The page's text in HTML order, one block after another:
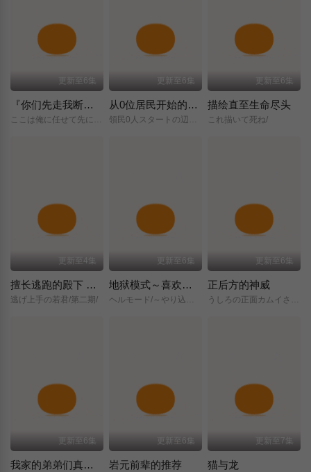
更新至6集
『你们先走我断后』，于是10年后我成为了传说
更新至6集
从0位居民开始的边境领主大人
更新至6集
描绘直至生命尽头
これ描いて死ね/
更新至4集
擅长逃跑的殿下 第二季
逃げ上手の若君/第二期/
更新至6集
地狱模式～喜欢挑战特殊成就的玩家在废设定的异世界成为无双～第二季
ヘルモード/～やり込み好きのゲーマーは廃設定の異世界で無双する～/2nd/Season/
更新至6集
正后方的神威
うしろの正面カムイさん/
更新至6集
我家的弟弟们真是让您费心了
更新至6集
岩元前辈的推荐
更新至7集
猫与龙